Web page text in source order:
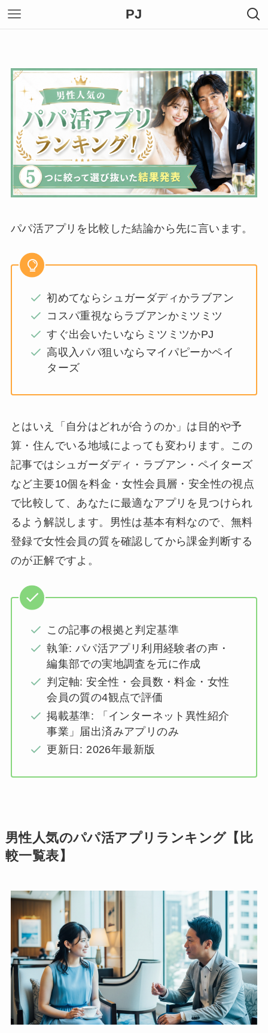
PJ
パパ活アプリを比較した結論から先に言います。
初めてならシュガーダディかラブアン
コスパ重視ならラブアンかミツミツ
すぐ出会いたいならミツミツかPJ
高収入パパ狙いならマイパピーかペイ
ターズ
とはいえ「自分はどれが合うのか」は目的や予
算・住んでいる地域によっても変わります。この
記事ではシュガーダディ・ラブアン・ペイターズ
など主要10個を料金・女性会員層・安全性の視点
で比較して、あなたに最適なアプリを見つけられ
るよう解説します。男性は基本有料なので、無料
登録で女性会員の質を確認してから課金判断する
のが正解ですよ。
この記事の根拠と判定基準
執筆: パパ活アプリ利用経験者の声・
編集部での実地調査を元に作成
判定軸: 安全性・会員数・料金・女性
会員の質の4観点で評価
掲載基準: 「インターネット異性紹介
事業」届出済みアプリのみ
更新日: 2026年最新版
男性人気のパパ活アプリランキング【比
較一覧表】